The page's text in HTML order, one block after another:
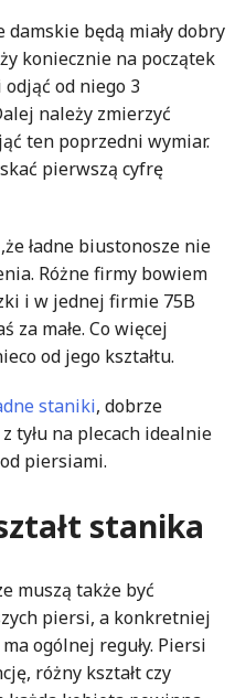
będą miały dobry
koniecznie na początek
od niego 3
należy zmierzyć
ten poprzedni wymiar.
pierwszą cyfrę
ładne biustonosze nie
Różne firmy bowiem
i w jednej firmie 75B
za małe. Co więcej
od jego kształtu.
staniki, dobrze
tyłu na plecach idealnie
piersiami.
stanika
muszą także być
piersi, a konkretniej
ogólnej reguły. Piersi
różny kształt czy